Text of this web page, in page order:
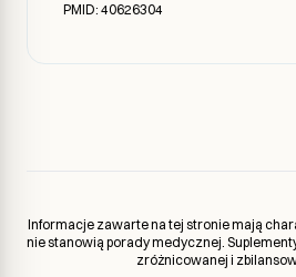
PMID: 40626304
Informacje zawarte na tej stronie mają
nie stanowią porady medycznej.
zróżnicowanej i